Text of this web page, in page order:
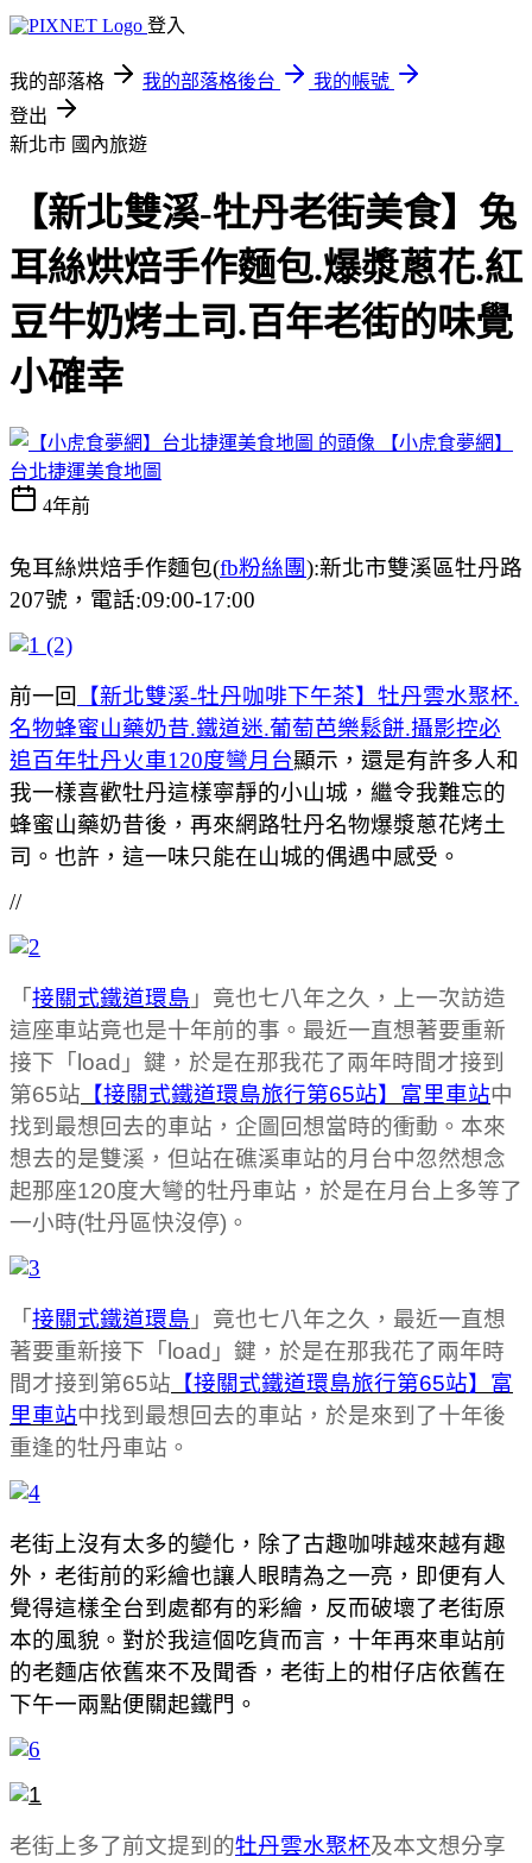
登入
我的部落格 我的部落格後台
我的帳號
登出
新北市 國內旅遊
【新北雙溪-牡丹老街美食】兔
耳絲烘焙手作麵包.爆漿蔥花.紅
豆牛奶烤土司.百年老街的味覺
小確幸
【小虎食夢網】
台北捷運美食地圖
4年前
兔耳絲烘焙手作麵包(fb粉絲團):新北市雙溪區牡丹路
207號，電話:09:00-17:00
前一回
【新北雙溪-牡丹咖啡下午茶】牡丹雲水聚杯.
名物蜂蜜山藥奶昔.鐵道迷.葡萄芭樂鬆餅.攝影控必
追百年牡丹火車120度彎月台顯示，還是有許多人和
我一樣喜歡牡丹這樣寧靜的小山城，繼令我難忘的
蜂蜜山藥奶昔後，再來網路牡丹名物爆漿蔥花烤土
司。也許，這一味只能在山城的偶遇中感受。
//
「 接關式鐵道環島 」竟也七八年之久，上一次訪造
這座車站竟也是十年前的事。最近一直想著要重新
接下「load」鍵，於是在那我花了兩年時間才接到
第65站 【接關式鐵道環島旅行第65站】富里車站中
找到最想回去的車站，企圖回想當時的衝動。本來
想去的是雙溪，但站在礁溪車站的月台中忽然想念
起那座120度大彎的牡丹車站，於是在月台上多等了
一小時(牡丹區快沒停)。
「 接關式鐵道環島 」竟也七八年之久，最近一直想
著要重新接下「load」鍵，於是在那我花了兩年時
間才接到第65站 【接關式鐵道環島旅行第65站】富
里車站中找到最想回去的車站，於是來到了十年後
重逢的牡丹車站。
老街上沒有太多的變化，除了古趣咖啡越來越有趣
外，老街前的彩繪也讓人眼睛為之一亮，即便有人
覺得這樣全台到處都有的彩繪，反而破壞了老街原
本的風貌。對於我這個吃貨而言，十年再來車站前
的老麵店依舊來不及聞香，老街上的柑仔店依舊在
下午一兩點便關起鐵門。
老街上多了前文提到的牡丹雲水聚杯及本文想分享